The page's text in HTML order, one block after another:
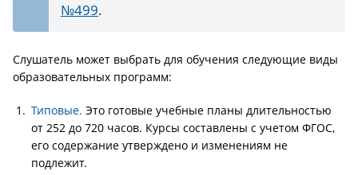
№499.
Слушатель может выбрать для обучения следующие виды
образовательных программ:
Типовые. Это готовые учебные планы длительностью
от 252 до 720 часов. Курсы составлены с учетом ФГОС,
его содержание утверждено и изменениям не
подлежит.